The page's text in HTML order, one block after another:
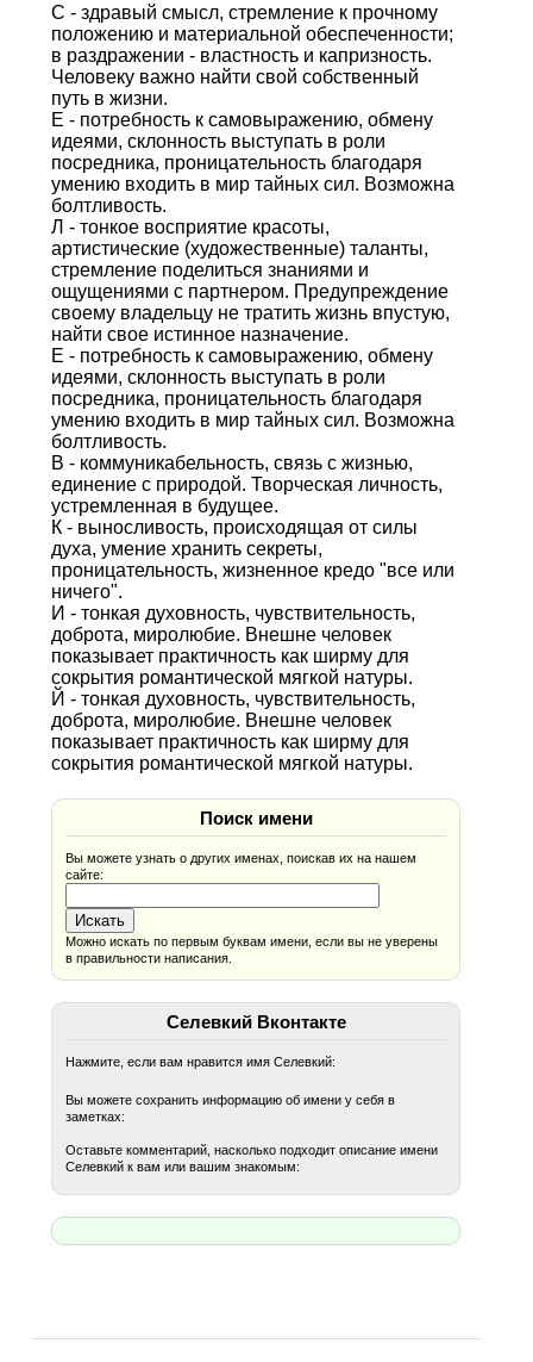
С - здравый смысл, стремление к прочному
положению и материальной обеспеченности;
в раздражении - властность и капризность.
Человеку важно найти свой собственный
путь в жизни.
Е - потребность к самовыражению, обмену
идеями, склонность выступать в роли
посредника, проницательность благодаря
умению входить в мир тайных сил. Возможна
болтливость.
Л - тонкое восприятие красоты,
артистические (художественные) таланты,
стремление поделиться знаниями и
ощущениями с партнером. Предупреждение
своему владельцу не тратить жизнь впустую,
найти свое истинное назначение.
Е - потребность к самовыражению, обмену
идеями, склонность выступать в роли
посредника, проницательность благодаря
умению входить в мир тайных сил. Возможна
болтливость.
В - коммуникабельность, связь с жизнью,
единение с природой. Творческая личность,
устремленная в будущее.
К - выносливость, происходящая от силы
духа, умение хранить секреты,
проницательность, жизненное кредо "все или
ничего".
И - тонкая духовность, чувствительность,
доброта, миролюбие. Внешне человек
показывает практичность как ширму для
сокрытия романтической мягкой натуры.
Й - тонкая духовность, чувствительность,
доброта, миролюбие. Внешне человек
показывает практичность как ширму для
сокрытия романтической мягкой натуры.
Поиск имени
Вы можете узнать о других именах, поискав их на нашем
сайте:
Можно искать по первым буквам имени, если вы не уверены
в правильности написания.
Селевкий Вконтакте
Нажмите, если вам нравится имя Селевкий:
Вы можете сохранить информацию об имени у себя в
заметках:
Оставьте комментарий, насколько подходит описание имени
Селевкий к вам или вашим знакомым: